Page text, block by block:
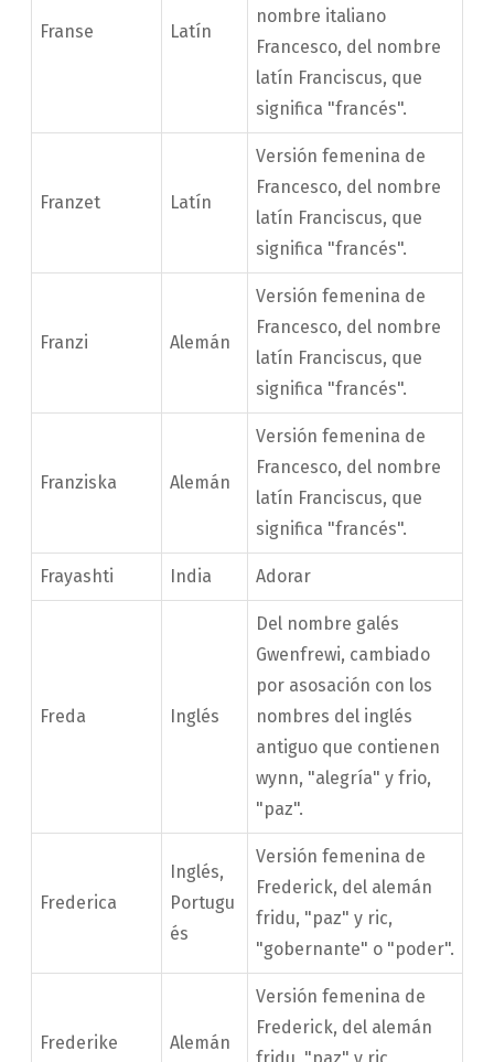
Franse Latín
nombre italiano
Francesco, del nombre
latín Franciscus, que
significa "francés".
Franzet Latín
Versión femenina de
Francesco, del nombre
latín Franciscus, que
significa "francés".
Franzi Alemán
Versión femenina de
Francesco, del nombre
latín Franciscus, que
significa "francés".
Franziska Alemán
Versión femenina de
Francesco, del nombre
latín Franciscus, que
significa "francés".
Frayashti India Adorar
Freda Inglés
Del nombre galés
Gwenfrewi, cambiado
por asosación con los
nombres del inglés
antiguo que contienen
wynn, "alegría" y frio,
"paz".
Frederica
Inglés,
Portugu
és
Versión femenina de
Frederick, del alemán
fridu, "paz" y ric,
"gobernante" o "poder".
Frederike Alemán
Versión femenina de
Frederick, del alemán
fridu, "paz" y ric,